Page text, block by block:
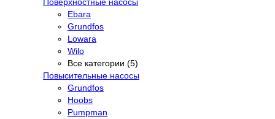
Ebara
Grundfos
Lowara
Wilo
Все категории (5)
Повысительные насосы
Grundfos
Hoobs
Pumpman